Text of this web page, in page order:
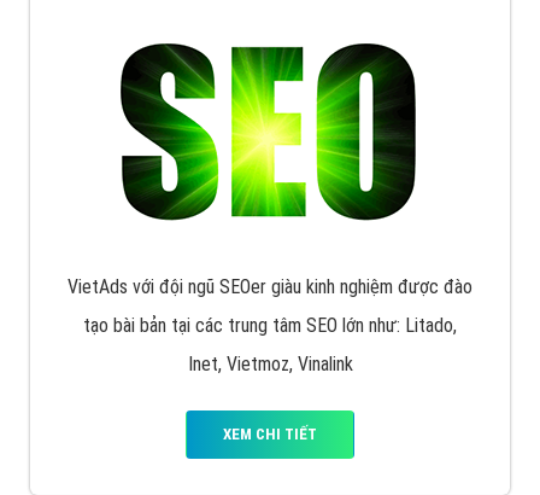
VietAds với đội ngũ SEOer giàu kinh nghiệm được đào
tạo bài bản tại các trung tâm SEO lớn như: Litado,
Inet, Vietmoz, Vinalink
XEM CHI TIẾT